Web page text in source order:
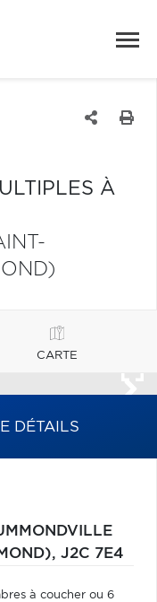
À
CARTE
DÉTAILS
J2C 7E4
à coucher ou 6